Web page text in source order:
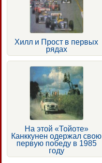
Хилл и Прост в первых
рядах
На этой «Тойоте»
Канккунен одержал свою
первую победу в 1985
году